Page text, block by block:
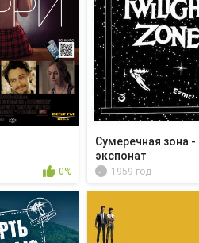
0%
Сумеречная зона
экспонат
1959 год